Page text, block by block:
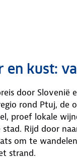
en kust:
door Slovenië
rond Ptuj, de
proef lokale
Rijd door
om te
strand.